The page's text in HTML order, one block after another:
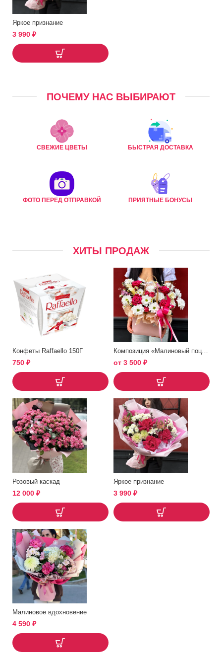
Яркое признание
3 990 ₽
ПОЧЕМУ НАС ВЫБИРАЮТ
СВЕЖИЕ ЦВЕТЫ БЫСТРАЯ ДОСТАВКА
ФОТО ПЕРЕД ОТПРАВКОЙ ПРИЯТНЫЕ БОНУСЫ
ХИТЫ ПРОДАЖ
Конфеты Raffaello 150Г
750 ₽ от 3 500 ₽
Розовый каскад
12 000 ₽
Яркое признание
3 990 ₽
Малиновое вдохновение
4 590 ₽